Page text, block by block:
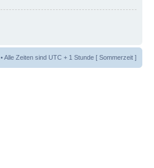
• Alle Zeiten sind UTC + 1 Stunde [ Sommerzeit ]